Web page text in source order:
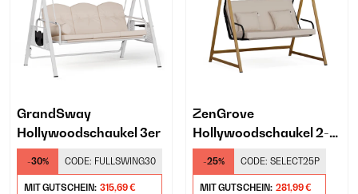
GrandSway
Hollywoodschaukel 3er
-30% CODE: FULLSWING30
MIT GUTSCHEIN: 315,69 €
ZenGrove
Hollywoodschaukel 2-
Sitzer
-25% CODE: SELECT25P
MIT GUTSCHEIN: 281,99 €